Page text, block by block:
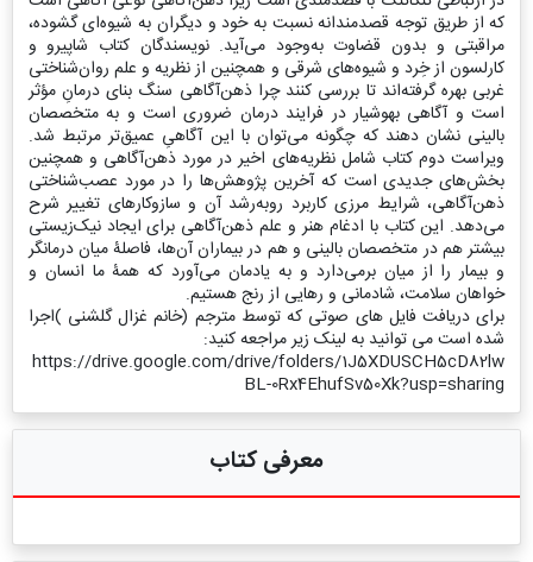
که از طریق توجه قصدمندانه نسبت به خود و دیگران به شیوه‌ای گشوده،
مراقبتی و بدون قضاوت به‌وجود می‌آید. نویسندگان کتاب شاپیرو و
کارلسون از خِرد و شیوه‌های شرقی و همچنین از نظریه و علم روان‌شناختی
غربی بهره گرفته‌اند تا بررسی کنند چرا ذهن‌آگاهی سنگ بنای درمانِ مؤثر
است و آگاهی بهوشیار در فرایند درمان ضروری است و به متخصصان
بالینی نشان دهند که چگونه می‌توان با این آگاهیِ عمیق‌تر مرتبط شد.
ویراست دوم کتاب شامل نظریه‌های اخیر در مورد ذهن‌آگاهی و همچنین
بخش‌های جدیدی است که آخرین پژوهش‌ها را در مورد عصب‌شناختی
ذهن‌آگاهی، شرایط مرزی کاربرد روبه‌رشد آن و سازوکارهای تغییر شرح
می‌دهد. این کتاب با ادغام هنر و علم ذهن‌آگاهی برای ایجاد نیک‌زیستی
بیشتر هم در متخصصان بالینی و هم در بیماران آن‌ها، فاصلۀ میان درمانگر
و بیمار را از میان برمی‌دارد و به یادمان می‌آورد که همۀ ما انسان و
خواهان سلامت، شادمانی و رهایی از رنج هستیم.
برای دریافت فایل های صوتی که توسط مترجم (خانم غزال گلشنی )اجرا
شده است می توانید به لینک زیر مراجعه کنید:
https://drive.google.com/drive/folders/1J5XDUSCH5cD82lw
BL-0Rx4EhufSv50Xk?usp=sharing
معرفی کتاب